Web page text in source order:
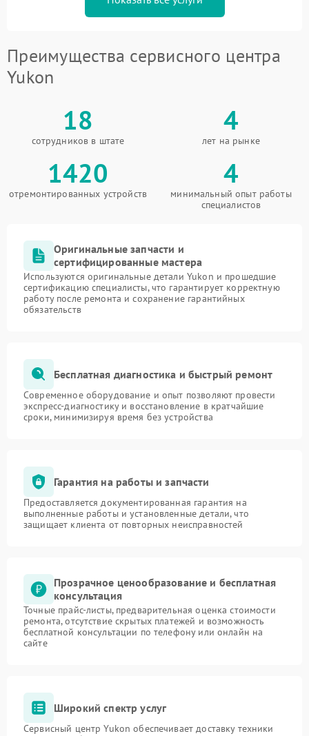
Преимущества сервисного центра
Yukon
18
сотрудников в штате
4
лет на рынке
1420
отремонтированных устройств
4
минимальный опыт работы
специалистов
Оригинальные запчасти и
сертифицированные мастера
Используются оригинальные детали Yukon и прошедшие
сертификацию специалисты, что гарантирует корректную
работу после ремонта и сохранение гарантийных
обязательств
Бесплатная диагностика и быстрый ремонт
Современное оборудование и опыт позволяют провести
экспресс-диагностику и восстановление в кратчайшие
сроки, минимизируя время без устройства
Гарантия на работы и запчасти
Предоставляется документированная гарантия на
выполненные работы и установленные детали, что
защищает клиента от повторных неисправностей
Прозрачное ценообразование и бесплатная
консультация
Точные прайс-листы, предварительная оценка стоимости
ремонта, отсутствие скрытых платежей и возможность
бесплатной консультации по телефону или онлайн на
сайте
Широкий спектр услуг
Сервисный центр Yukon обеспечивает доставку техники